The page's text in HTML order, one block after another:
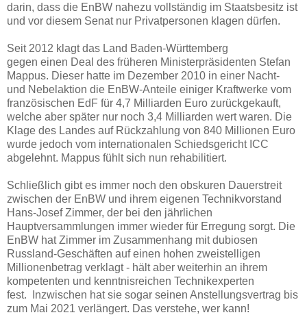
darin, dass die EnBW nahezu vollständig im Staatsbesitz ist
und vor diesem Senat nur Privatpersonen klagen dürfen.
Seit 2012 klagt das Land Baden-Württemberg
gegen einen Deal des früheren Ministerpräsidenten Stefan
Mappus. Dieser hatte im Dezember 2010 in einer Nacht-
und Nebelaktion die EnBW-Anteile einiger Kraftwerke vom
französischen EdF für 4,7 Milliarden Euro zurückgekauft,
welche aber später nur noch 3,4 Milliarden wert waren. Die
Klage des Landes auf Rückzahlung von 840 Millionen Euro
wurde jedoch vom internationalen Schiedsgericht ICC
abgelehnt. Mappus fühlt sich nun rehabilitiert.
Schließlich gibt es immer noch den obskuren Dauerstreit
zwischen der EnBW und ihrem eigenen Technikvorstand
Hans-Josef Zimmer, der bei den jährlichen
Hauptversammlungen immer wieder für Erregung sorgt. Die
EnBW hat Zimmer im Zusammenhang mit dubiosen
Russland-Geschäften auf einen hohen zweistelligen
Millionenbetrag verklagt - hält aber weiterhin an ihrem
kompetenten und kenntnisreichen Technikexperten
fest. Inzwischen hat sie sogar seinen Anstellungsvertrag bis
zum Mai 2021 verlängert. Das verstehe, wer kann!